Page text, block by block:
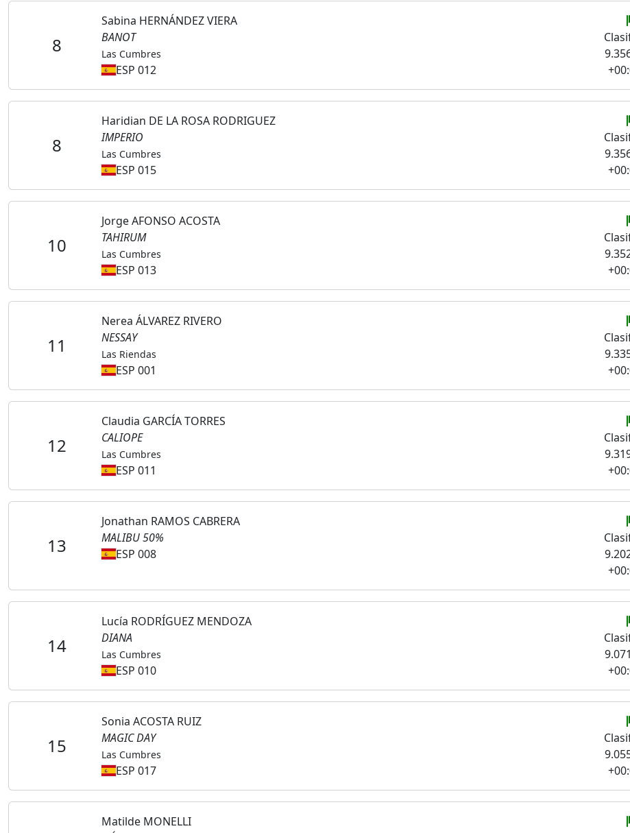
8
Sabina HERNÁNDEZ VIERA
BANOT
Las Cumbres
ESP 012
8
Haridian DE LA ROSA RODRIGUEZ
IMPERIO
Las Cumbres
ESP 015
10
Jorge AFONSO ACOSTA
TAHIRUM
Las Cumbres
ESP 013
11
Nerea ÁLVAREZ RIVERO
NESSAY
Las Riendas
ESP 001
12
Claudia GARCÍA TORRES
CALIOPE
Las Cumbres
ESP 011
13
Jonathan RAMOS CABRERA
MALIBU 50%
ESP 008
14
Lucía RODRÍGUEZ MENDOZA
DIANA
Las Cumbres
ESP 010
9.071
15
Sonia ACOSTA RUIZ
MAGIC DAY
Las Cumbres
ESP 017
Matilde MONELLI